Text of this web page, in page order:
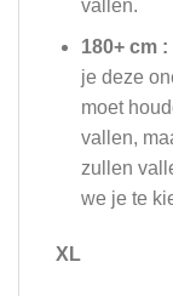
vallen.
180+ cm :
je deze
moet
vallen,
zullen
we je te
XL